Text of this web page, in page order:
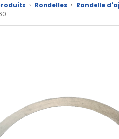
› Rondelles › Rondelle